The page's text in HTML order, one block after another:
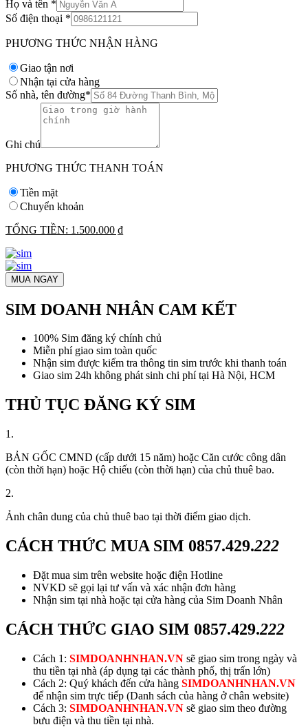
Họ và tên *
Số điện thoại *
PHƯƠNG THỨC NHẬN HÀNG
Giao tận nơi
Nhận tại cửa hàng
Số nhà, tên đường*
Ghi chú
PHƯƠNG THỨC THANH TOÁN
Tiền mặt
Chuyển khoản
TỔNG TIỀN: 1.500.000 ₫
MUA NGAY
SIM DOANH NHÂN CAM KẾT
100% Sim đăng ký chính chủ
Miễn phí giao sim toàn quốc
Nhận sim được kiểm tra thông tin sim trước khi thanh toán
Giao sim 24h không phát sinh chi phí tại Hà Nội, HCM
THỦ TỤC ĐĂNG KÝ SIM
1.
BẢN GỐC CMND (cấp dưới 15 năm) hoặc Căn cước công dân
(còn thời hạn) hoặc Hộ chiếu (còn thời hạn) của chủ thuê bao.
2.
Ảnh chân dung của chủ thuê bao tại thời điểm giao dịch.
CÁCH THỨC MUA SIM 0857.429.222
Đặt mua sim trên website hoặc điện Hotline
NVKD sẽ gọi lại tư vấn và xác nhận đơn hàng
Nhận sim tại nhà hoặc tại cửa hàng của Sim Doanh Nhân
CÁCH THỨC GIAO SIM 0857.429.222
Cách 1: SIMDOANHNHAN.VN sẽ giao sim trong ngày và
thu tiền tại nhà (áp dụng tại các thành phố, thị trấn lớn)
Cách 2: Quý khách đến cửa hàng SIMDOANHNHAN.VN
để nhận sim trực tiếp (Danh sách của hàng ở chân website)
Cách 3: SIMDOANHNHAN.VN sẽ giao sim theo đường
bưu điện và thu tiền tại nhà.